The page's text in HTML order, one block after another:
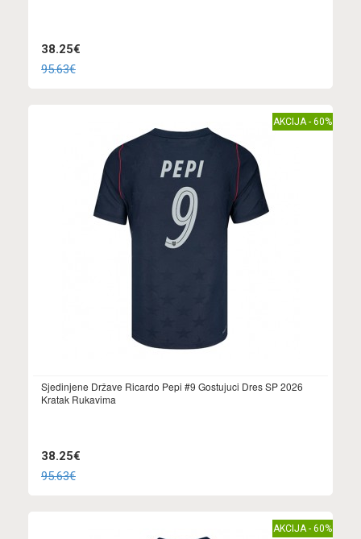
38.25€
95.63€
AKCIJA - 60%
Sjedinjene Države Ricardo Pepi #9 Gostujuci Dres SP 2026
Kratak Rukavima
38.25€
95.63€
AKCIJA - 60%